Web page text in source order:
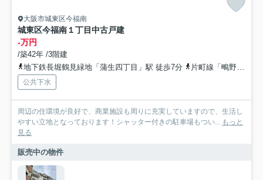
大阪市城東区今福南
城東区今福南１丁目中古戸建
-万円
/築42年 /3階建
地下鉄長堀鶴見緑地「蒲生四丁目」駅 徒歩7分
片町線「鴫野」駅 徒歩9分
公共下水
周辺の住環境が良好で、商業施設も周りに充実していますので、生活し
やすい立地となっております！シャッター付きの駐車場もつい... もっと
見る
販売中の物件